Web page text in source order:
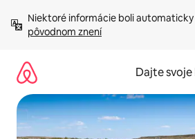
obsah.
Niektoré informácie boli automaticky
pôvodnom znení
Dajte